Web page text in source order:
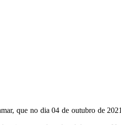
que no dia 04 de outubro de